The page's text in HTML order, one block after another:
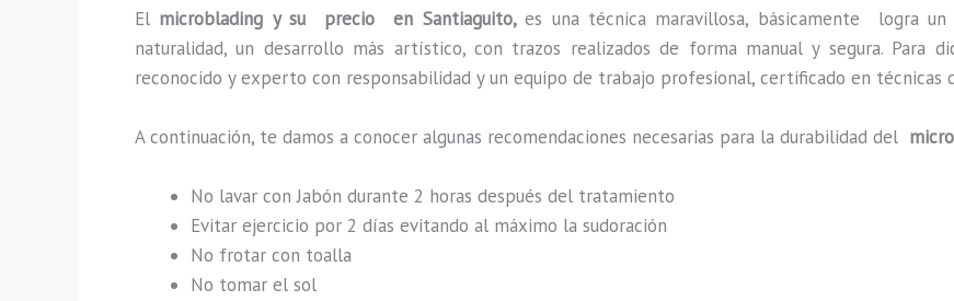
El microblading y su precio en Santiaguito,es una técnica maravillosa, básicamente
logra
naturalidad, un desarrollo más artístico, con trazos realizados de forma manual y segura. Para
reconocido y experto con responsabilidad y un equipo de trabajo profesional, certificado en técnicas
A continuación, te damos a conocer algunas recomendaciones necesarias para la durabilidad del
No lavar con Jabón durante 2 horas después del tratamiento
Evitar ejercicio por 2 días evitando al máximo la sudoración
No frotar con toalla
No tomar el sol